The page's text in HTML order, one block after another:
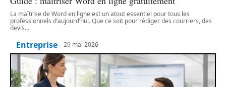
La maîtrise de Word en ligne est un atout essentiel pour tous les
professionnels d’aujourd’hui. Que ce soit pour rédiger des courriers, des
devis…
Entreprise 29 mai 2026